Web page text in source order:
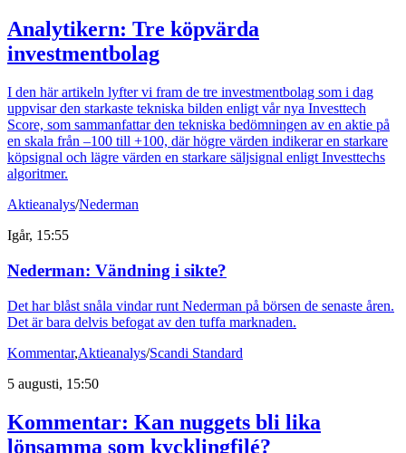
Analytikern: Tre köpvärda
investmentbolag
I den här artikeln lyfter vi fram de tre investmentbolag som i dag
uppvisar den starkaste tekniska bilden enligt vår nya Investtech
Score, som sammanfattar den tekniska bedömningen av en aktie på
en skala från –100 till +100, där högre värden indikerar en starkare
köpsignal och lägre värden en starkare säljsignal enligt Investtechs
algoritmer.
Aktieanalys/Nederman
Igår, 15:55
Nederman: Vändning i sikte?
Det har blåst snåla vindar runt Nederman på börsen de senaste åren.
Det är bara delvis befogat av den tuffa marknaden.
Kommentar,Aktieanalys/Scandi Standard
5 augusti, 15:50
Kommentar: Kan nuggets bli lika
lönsamma som kycklingfilé?